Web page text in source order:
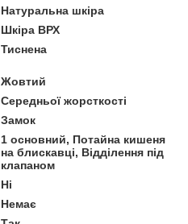
Натуральна шкіра
Шкіра ВРХ
Тиснена
Жовтий
Середньої жорсткості
Замок
1 основний, Потайна кишеня
на блискавці, Відділення під
клапаном
Ні
Немає